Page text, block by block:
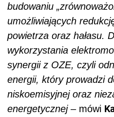
budowaniu
umożliwiających
powietrza oraz hałasu.
wykorzystania
synergii z OZE, czyli
energii, który prowadzi
niskoemisyjnej oraz
energetycznej – mówi